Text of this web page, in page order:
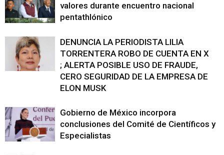
valores durante encuentro nacional
pentathlónico
DENUNCIA LA PERIODISTA LILIA
TORRENTERA ROBO DE CUENTA EN X
; ALERTA POSIBLE USO DE FRAUDE,
CERO SEGURIDAD DE LA EMPRESA DE
ELON MUSK
Gobierno de México incorpora
conclusiones del Comité de Científicos y
Especialistas